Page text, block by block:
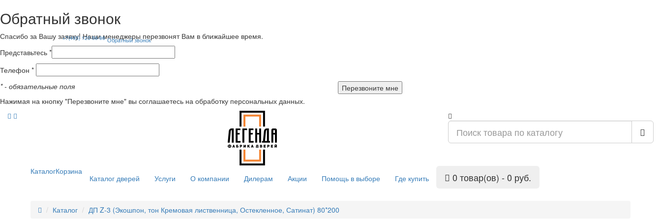
+7(495) 120-56-96 Обратный звонок
Обратный звонок
Спасибо за Вашу заявку! Наши менеджеры перезвонят Вам в ближайшее время.
Представьтесь *
Телефон *
*- обязательные поля
Нажимая на кнопку "Перезвоните мне" вы соглашаетесь на обработку персональных данных.
КаталогКорзина
Каталог дверей Услуги О компании Дилерам Акции Помощь в выборе Где купить 0 товар(ов) - 0 руб.
Каталог ДП Z-3 (Экошпон, тон Кремовая лиственница, Остекленное, Сатинат) 80*200